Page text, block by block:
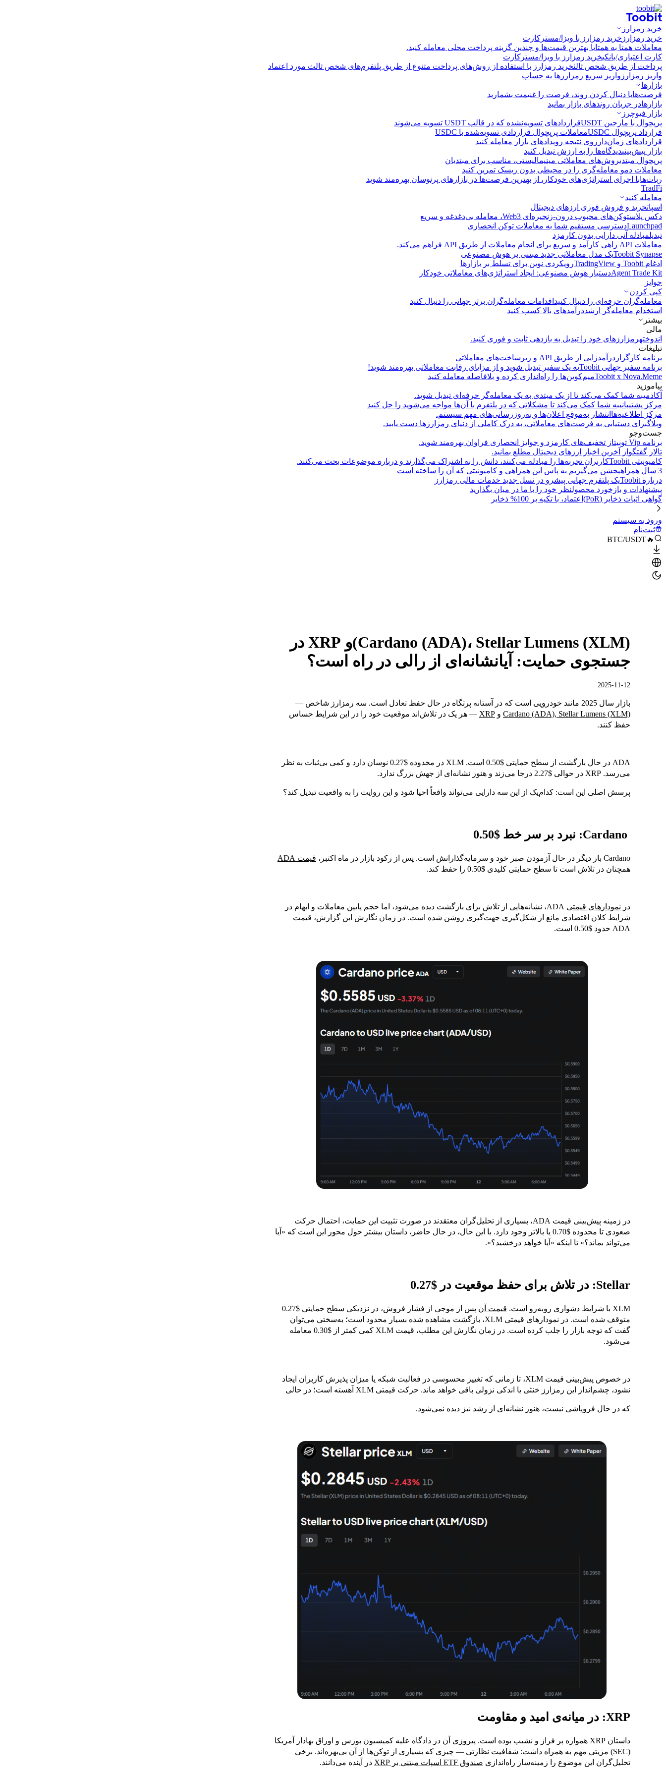
خرید رمزارز
خرید رمزارز خرید رمزارز با ویزا/مسترکارت
معاملات همتا به همتابا بهترین قیمت‌ها و چندین گزینه پرداخت محلی معامله کنید.
کارت اعتباری/بانکیخرید رمزارز با ویزا/مسترکارت
پرداخت از طریق شخص ثالثخرید رمزارز با استفاده از روش‌های پرداخت متنوع از طریق پلتفرم‌های شخص ثالث مورد اعتماد
واریز رمزارز واریز سریع رمزارزها به حساب
بازارها
فرصت‌هابا دنبال کردن روند، فرصت را غنیمت بشمارید
بازارهادر جریان روندهای بازار بمانید
بازار فیوچرز
پرپچوال با مارجین USDT
قراردادهای تسویه‌نشده که در قالب USDT تسویه می‌شوند
قرارداد پرپچوال USDC
معاملات پرپچوال قراردادی تسویه‌شده با USDC
قراردادهای زمان‌دار روی نتیجه رویدادهای بازار معامله کنید
بازار پیش‌بینیدیدگاه‌ها را به ارزش تبدیل کنید
پرپچوال مبتدیروش‌های معاملاتی مینیمالیستی، مناسب برای مبتدیان
معاملات دمو معامله‌گری را در محیطی بدون ریسک تمرین کنید
ربات‌هابا اجرای استراتژی‌های خودکار، از بهترین فرصت‌ها در بازارهای پرنوسان بهره‌مند شوید
TradFi
معامله کنید
اسپاتخرید و فروش فوری ارزهای دیجیتال
دکس پلاستوکن‌های محبوب درون-زنجیره‌ای Web3، معامله بی‌دغدغه و سریع
Launchpadدسترسی مستقیم شما به معاملات توکن انحصاری
تبدیلمبادله آنی دارایی بدون کارمزد
معاملات API
راهی کارآمد و سریع برای انجام معاملات از طریق API فراهم می‌کند.
Toobit Synapseیک مدل معاملاتی جدید مبتنی بر هوش مصنوعی
ادغام Toobit و TradingView
رویکردی نوین برای تسلط بر بازارها
Agent Trade Kitدستیار هوش مصنوعی: ایجاد استراتژی‌های معاملاتی خودکار
جوایز
کپی‌ کردن
معامله‌گران حرفه‌ای را دنبال کنید اقدامات معامله‌گران برتر جهانی را دنبال کنید
استخدام معامله‌گر ارشددرآمد‌های بالا کسب کنید
بیشتر
مالی
اندوختهرمزارزهای خود را تبدیل به بازدهی ثابت و فوری کنید.
تبلیغات
برنامه کارگزار درآمدزایی از طریق API و زیرساخت‌های معاملاتی
برنامه سفیر جهانی Toobit
به یک سفیر تبدیل شوید و از مزایای رقابت معاملاتی بهره‌مند شوید!
Toobit x Nova.Memeمیم‌کوین‌ها را راه‌اندازی کرده و بلافاصله معامله کنید
بیاموزید
آکادمیبه شما کمک می‌کند تا از یک مبتدی به یک معامله‌گر حرفه‌ای تبدیل شوید.
مرکز پشتیبانیبه شما کمک می‌کند تا مشکلاتی که در پلتفرم با آن‌ها مواجه می‌شوید را حل کنید
مرکز اطلاعیه‌ها انتشار به‌موقع اعلان‌ها و به‌روزرسانی‌های مهم سیستم.
وبلاگبرای دستیابی به فرصت‌های معاملاتی، به درک کاملی از دنیای رمزارزها دست یابید.
جست‌وجو
برنامه Vip توبیت
از تخفیف‌های کارمزد و جوایز انحصاری فراوان بهره‌مند شوید.
تالار گفتگو از آخرین اخبار ارزهای دیجیتال مطلع بمانید.
کامیونیتی Toobit
کاربران تجربه‌ها را مبادله می‌کنند، دانش را به اشتراک می‌گذارند و درباره موضوعات بحث می‌کنند.
3 سال همراهی
جشن می‌گیریم به پاس این همراهی و کامیونیتی که آن را ساخته است
درباره Toobit
یک پلتفرم جهانی پیشرو در نسل جدید خدمات مالی رمزارز
پیشنهادات و بازخورد محصولنظر خود را با ما در میان بگذارید
گواهی اثبات ذخایر (PoR)
اعتماد، با تکیه بر 100% ذخایر
ورود به سیستم
ثبت‌نام
🔥BTC/USDT
Cardano (ADA)، Stellar Lumens (XLM))و XRP در
جستجوی حمایت: آیانشانه‌ای از رالی در راه است؟
2025-11-12
بازار سال 2025 مانند خودرویی است که در آستانه پرتگاه در حال حفظ تعادل است. سه رمزارز شاخص —
Cardano (ADA), Stellar Lumens (XLM) و XRP — هر یک در تلاش‌اند موقعیت خود را در این شرایط حساس
حفظ کنند.
ADA در حال بازگشت از سطح حمایتی $0.50 است. XLM در محدوده $0.27 نوسان دارد و کمی بی‌ثبات به نظر
می‌رسد. XRP در حوالی $2.27 درجا می‌زند و هنوز نشانه‌ای از جهش بزرگ ندارد.
پرسش اصلی این است: کدام‌یک از این سه دارایی می‌تواند واقعاً احیا شود و این روایت را به واقعیت تبدیل کند؟
Cardano بار دیگر در حال آزمودن صبر خود و سرمایه‌گذارانش است. پس از رکود بازار در ماه اکتبر،
قیمت ADA
همچنان در تلاش است تا سطح حمایتی کلیدی $0.50 را حفظ کند.
در نمودارهای قیمتی
ADA، نشانه‌هایی از تلاش برای بازگشت دیده می‌شود، اما حجم پایین معاملات و ابهام در
شرایط کلان اقتصادی مانع از شکل‌گیری جهت‌گیری روشن شده است. در زمان نگارش این گزارش، قیمت
ADA حدود $0.50 است.
در زمینه پیش‌بینی قیمت ADA، بسیاری از تحلیل‌گران معتقدند در صورت تثبیت این حمایت، احتمال حرکت
صعودی تا محدوده $0.70 یا بالاتر وجود دارد. با این حال، در حال حاضر، داستان بیشتر حول محور این است که «آیا
می‌تواند بماند؟» تا اینکه «آیا خواهد درخشید؟».
Stellar: در تلاش برای حفظ موقعیت در $0.27
XLM با شرایط دشواری روبه‌رو است. قیمت آن
پس از موجی از فشار فروش، در نزدیکی سطح حمایتی $0.27
متوقف شده است. در نمودارهای قیمتی XLM، بازگشت مشاهده‌ شده بسیار محدود است؛ به‌سختی می‌توان
گفت که توجه بازار را جلب کرده است. در زمان نگارش این مطلب، قیمت XLM کمی کمتر از $0.30 معامله
می‌شود.
در خصوص پیش‌بینی قیمت XLM، تا زمانی که تغییر محسوسی در فعالیت شبکه یا میزان پذیرش کاربران ایجاد
نشود، چشم‌انداز این رمزارز خنثی یا اندکی نزولی باقی خواهد ماند. حرکت قیمتی XLM آهسته است؛ در حالی
که در حال فروپاشی نیست، هنوز نشانه‌ای از رشد نیز دیده نمی‌شود.
XRP: در میانه‌ی امید و مقاومت
داستان XRP همواره پر فراز و نشیب بوده است. پیروزی آن در دادگاه علیه کمیسیون بورس و اوراق بهادار آمریکا
(SEC) مزیتی مهم به همراه داشت: شفافیت نظارتی — چیزی که بسیاری از توکن‌ها از آن بی‌بهره‌اند. برخی
تحلیل‌گران این موضوع را زمینه‌ساز راه‌اندازی صندوق ETF اسپات مبتنی بر XRP در آینده می‌دانند.